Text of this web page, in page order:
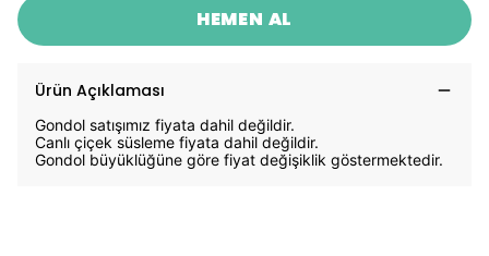
HEMEN AL
Ürün Açıklaması
Gondol satışımız fiyata dahil değildir.
Canlı çiçek süsleme fiyata dahil değildir.
Gondol büyüklüğüne göre fiyat değişiklik göstermektedir.